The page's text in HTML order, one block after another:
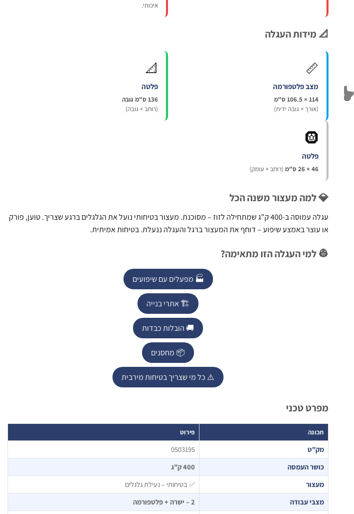
איכותי.
📐 מידות העגלה
📏
מצב פלטפורמה
114 × 106.5 ס"מ
(אורך × גובה ידית)
📐
פלטה
136 ס"מ גובה
(רוחב × גובה)
🛞
פלטה
46 × 26 ס"מ (רוחב × עומק)
💎 למה מעצור משנה הכל
עגלה עמוסה ב-400 ק"ג שמתחילה לזוז – מסוכנת. מעצור בטיחותי נועל את הגלגלים ברגע שצריך. טוען, פורק
או עוצר באמצע שיפוע – דוחף את המעצור ברגל והעגלה ננעלת. בטיחות אמיתית.
👷 למי העגלה הזו מתאימה?
🏭 מפעלים עם שיפועים
🏗️ אתרי בנייה
🚚 הובלות כבדות
📦 מחסנים
⚠️ כל מי שצריך בטיחות מירבית
מפרט טכני
תכונה פירוט
מק"ט
0503195
כושר העמסה
400 ק"ג
מעצור
✅ בטיחותי – נעילת גלגלים
מצבי עבודה
2 – ישרה + פלטפורמה